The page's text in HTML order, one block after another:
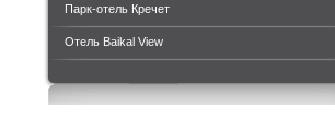
Парк-отель Кречет
Отель Baikal View